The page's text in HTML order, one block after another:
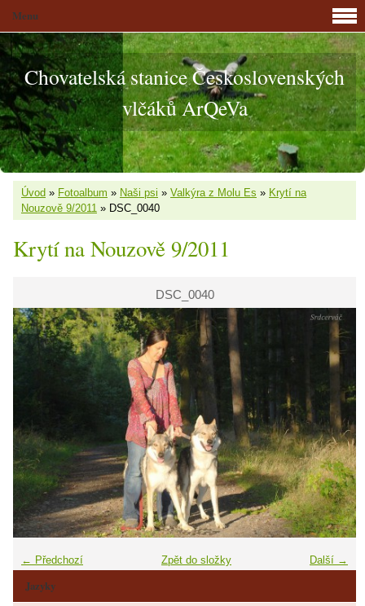
Chovatelská stanice Československých
vlčáků ArQeVa
Úvod » Fotoalbum » Naši psi » Valkýra z Molu Es » Krytí na
Nouzově 9/2011 » DSC_0040
Krytí na Nouzově 9/2011
DSC_0040
← Předchozí Další →
Zpět do složky
Jazyky
Menu